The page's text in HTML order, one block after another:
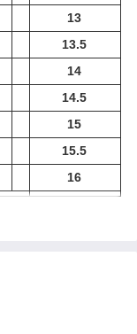
13
13.5
14
14.5
15
15.5
16